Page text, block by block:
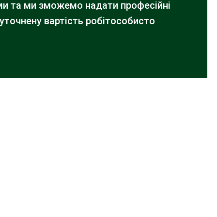
та ми зможемо надати професійні
вартість робітособисто